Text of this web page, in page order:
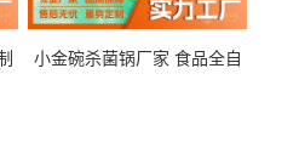
小金碗杀菌锅厂家 食品全自